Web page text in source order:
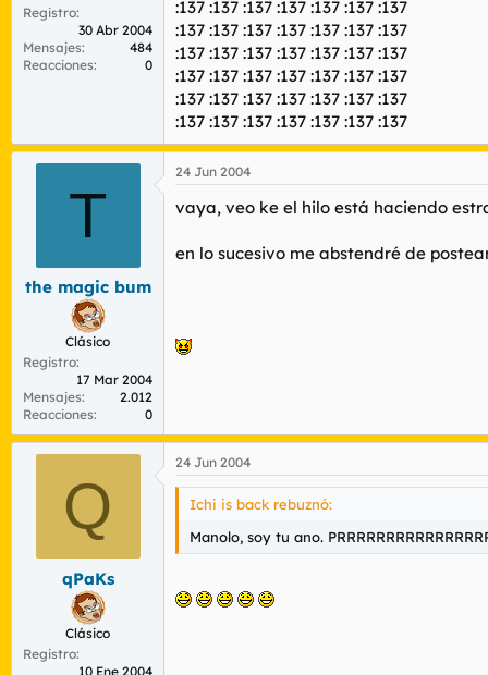
Registro
30 Abr 2004
Mensajes
484
Reacciones
0
:137 :137 :137 :137 :137 :137 :137
:137 :137 :137 :137 :137 :137 :137
:137 :137 :137 :137 :137 :137 :137
:137 :137 :137 :137 :137 :137 :137
:137 :137 :137 :137 :137 :137 :137
:137 :137 :137 :137 :137 :137 :137
T
the magic bum
Clásico
Registro
17 Mar 2004
Mensajes
2.012
Reacciones
0
24 Jun 2004
vaya, veo ke el hilo está haciendo
en lo sucesivo me abstendré de
Q
qPaKs
Clásico
Registro
10 Ene 2004
24 Jun 2004
Ichi is back rebuznó:
Manolo, soy tu ano.